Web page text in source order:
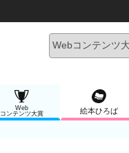
Web
コンテンツ大賞
絵本ひろば